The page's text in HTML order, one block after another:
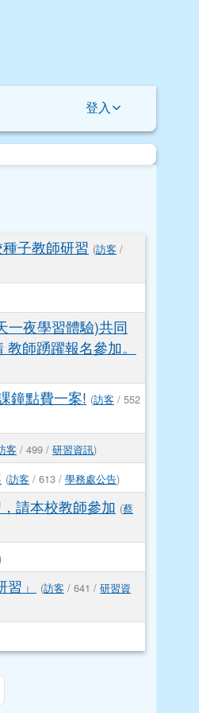
登入
子教師研習 (訪客 /
一夜學習體驗)共同
師踴躍報名參加。
鐘點費一案! (訪客 / 552
客 / 499 /研習資訊)
(訪客 / 613 /學務處公告)
請本校教師參加 (蔡
」 (訪客 / 641 /研習資